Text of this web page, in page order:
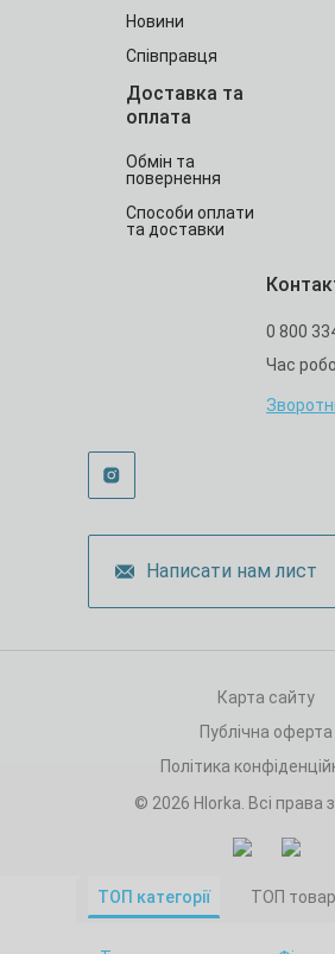
Написати нам лист
Новини
Співправця
Доставка та
оплата
Обмін та
повернення
Способи оплати
та доставки
0 800
Час
Карта сайту
Публічна оферта
Політика
© 2026 Hlorka. Всі права
ТОП категорії ТОП